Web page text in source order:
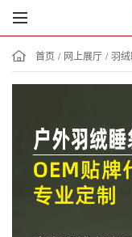
首页 / 网上展厅 / 羽